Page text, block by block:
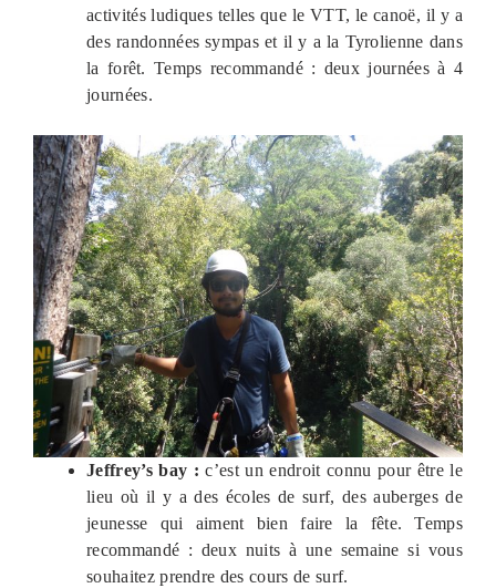
activités ludiques telles que le VTT, le canoë, il y a
des randonnées sympas et il y a la Tyrolienne dans
la forêt. Temps recommandé : deux journées à 4
journées.
Jeffrey’s bay : c’est un endroit connu pour être le
lieu où il y a des écoles de surf, des auberges de
jeunesse qui aiment bien faire la fête. Temps
recommandé : deux nuits à une semaine si vous
souhaitez prendre des cours de surf.